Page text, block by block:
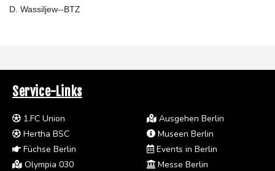
D. Wassiljew--BTZ
Service-Links
1.FC Union
Hertha BSC
Füchse Berlin
Olympia 030
Ausgehen Berlin
Museen Berlin
Events in Berlin
Messe Berlin